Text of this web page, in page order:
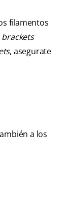
filamentos
brackets
, asegurate
a los